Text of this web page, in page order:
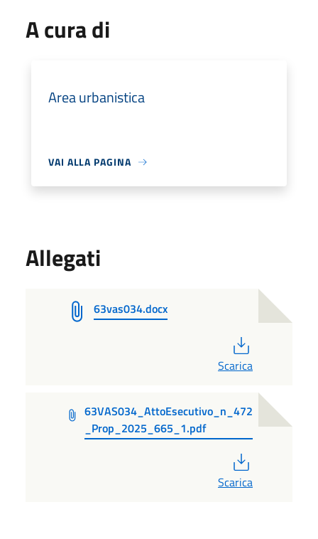
A cura di
Area urbanistica
VAI ALLA PAGINA
Allegati
63vas034.docx
Scarica
63VAS034_AttoEsecutivo_n_472
_Prop_2025_665_1.pdf
Scarica